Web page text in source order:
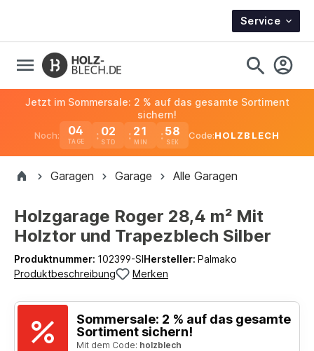
Service
Noch: 04
TAGE
02 21 57
Jetzt im Sommersale: 2 % auf das gesamte Sortiment
sichern!
Code:HOLZBLECH
Garagen Garage Alle Garagen
Holzgarage Roger 28,4 m² Mit
Holztor und Trapezblech Silber
Produktnummer: 102399-SIHersteller: Palmako
Produktbeschreibung
Merken
Sommersale: 2 % auf das gesamte
Sortiment sichern!
Mit dem Code: holzblech